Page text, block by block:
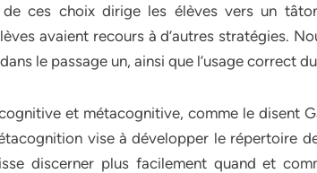
de ces choix dirige les élèves vers un
avaient recours à d’autres stratégies.
le passage un, ainsi que l’usage correct
et métacognitive, comme le disent
vise à développer le répertoire
discerner plus facilement quand et